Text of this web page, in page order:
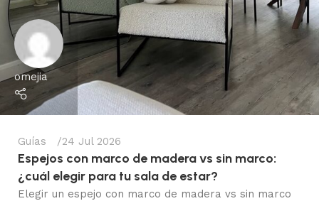
omejia
Guías 24 Jul 2026
Espejos con marco de madera vs sin marco:
¿cuál elegir para tu sala de estar?
Elegir un espejo con marco de madera vs sin marco